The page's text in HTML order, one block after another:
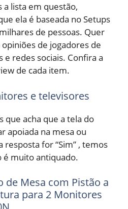
lista em questão,
ela é baseada no Setups
de pessoas. Quer
de jogadores de
redes sociais. Confira a
de cada item.
e televisores
que acha que a tela do
apoiada na mesa ou
resposta for “Sim” , temos
é muito antiquado.
de Mesa com Pistão a
para 2 Monitores